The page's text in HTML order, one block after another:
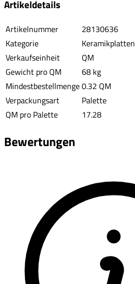
Artikeldetails
Artikelnummer
28130636
Kategorie
Keramikplatten
Verkaufseinheit
QM
Gewicht pro QM
68 kg
Mindestbestellmenge0.32 QM
Verpackungsart
Palette
QM pro Palette
17.28
Bewertungen